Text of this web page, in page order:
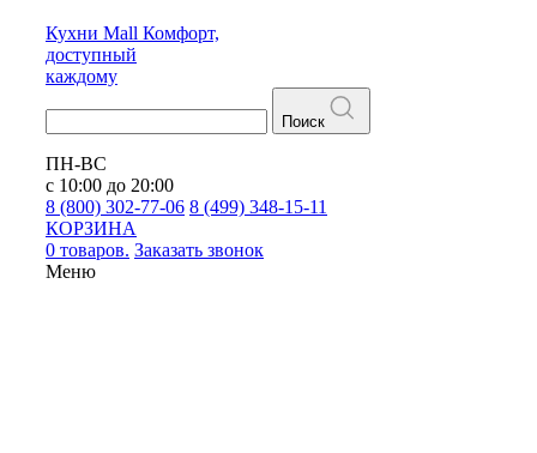
Кухни Mall Комфорт,
доступный
каждому
Поиск
ПН-ВС
с 10:00 до 20:00
8 (800) 302-77-06 8 (499) 348-15-11
КОРЗИНА
0 товаров. Заказать звонок
Меню